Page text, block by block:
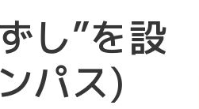
し”を設
パス)